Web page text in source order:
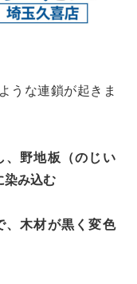
うな連鎖が起きま
野地板（のじい
染み込む
、木材が黒く変色